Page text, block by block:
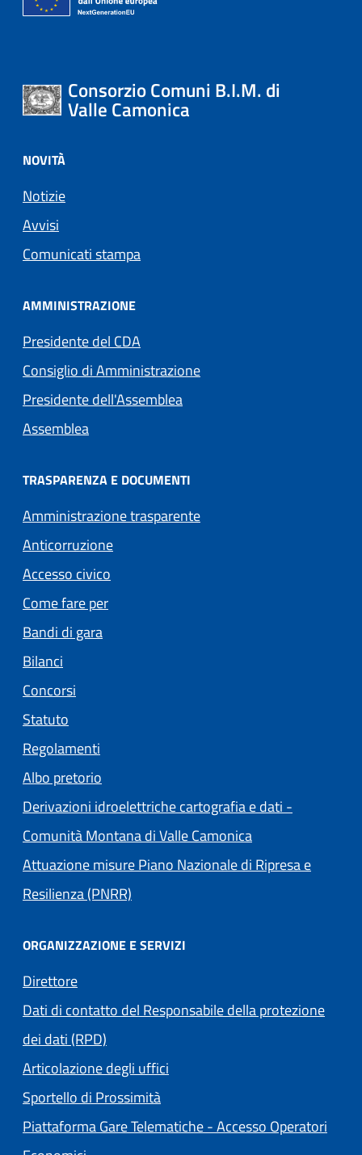
Consorzio Comuni B.I.M. di
Valle Camonica
NOVITÀ
Notizie
Avvisi
Comunicati stampa
AMMINISTRAZIONE
Presidente del CDA
Consiglio di Amministrazione
Presidente dell'Assemblea
Assemblea
TRASPARENZA E DOCUMENTI
Amministrazione trasparente
Anticorruzione
Accesso civico
Come fare per
Bandi di gara
Bilanci
Concorsi
Statuto
Regolamenti
Albo pretorio
Derivazioni idroelettriche cartografia e dati -
Comunità Montana di Valle Camonica
Attuazione misure Piano Nazionale di Ripresa e
Resilienza (PNRR)
ORGANIZZAZIONE E SERVIZI
Direttore
Dati di contatto del Responsabile della protezione
dei dati (RPD)
Articolazione degli uffici
Sportello di Prossimità
Piattaforma Gare Telematiche - Accesso Operatori